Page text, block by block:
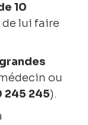
10
lui faire
ou
245 245).